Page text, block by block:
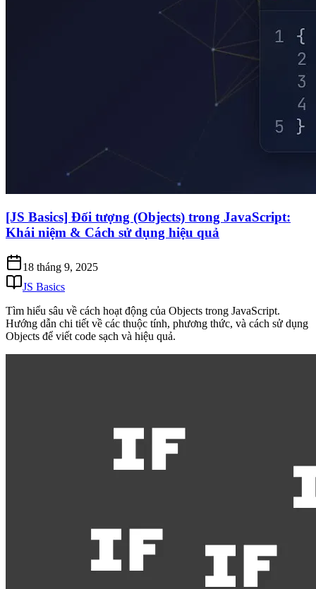
[JS Basics] Đối tượng (Objects) trong JavaScript:
Khái niệm & Cách sử dụng hiệu quả
18 tháng 9, 2025
JS Basics
Tìm hiểu sâu về cách hoạt động của Objects trong JavaScript.
Hướng dẫn chi tiết về các thuộc tính, phương thức, và cách sử dụng
Objects để viết code sạch và hiệu quả.